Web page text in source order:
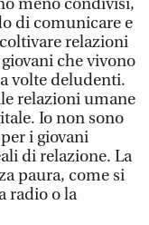
meno condivisi,
di comunicare e
relazioni
che vivono
volte deludenti.
relazioni umane
Io non sono
i giovani
di relazione. La
paura, come si
radio o la